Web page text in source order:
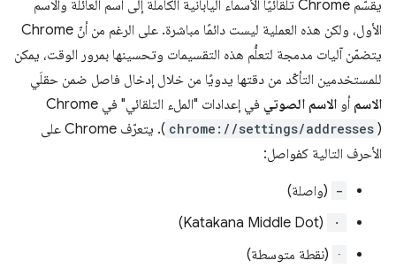
يقسّم Chrome تلقائيًا الأسماء اليابانية الكاملة إلى اسم العائلة والاسم
الأول، ولكن هذه العملية ليست دائمًا مباشرة. على الرغم من أنّ Chrome
يتضمّن آليات مدمجة لتعلُّم هذه التقسيمات وتحسينها بمرور الوقت، يمكن
للمستخدمين التأكّد من دقتها يدويًا من خلال إدخال فاصل ضمن حقلَي
الاسم أو الاسم الصوتي
في إعدادات "الملء التلقائي" في Chrome
(
chrome://settings/addresses
). يتعرّف Chrome على
الأحرف التالية كفواصل:
- (واصلة)
・
(Katakana Middle Dot)
·
(نقطة متوسطة)